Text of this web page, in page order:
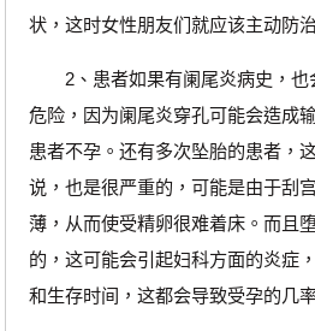
状，这时女性朋友们就应该主动防
2、患者如果有阑尾炎病史，也
危险，因为阑尾炎穿孔可能会造成
患者不孕。还有多次坠胎的患者，
说，也是很严重的，可能是由于刮
薄，从而使受精卵很难着床。而且
的，这可能会引起妇科方面的炎症
和生存时间，这都会导致受孕的几